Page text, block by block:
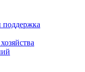
поддержка